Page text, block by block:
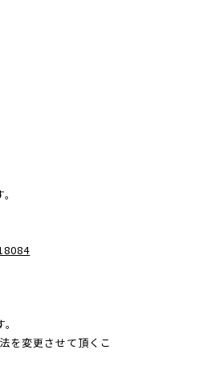
を変更させて頂くこ